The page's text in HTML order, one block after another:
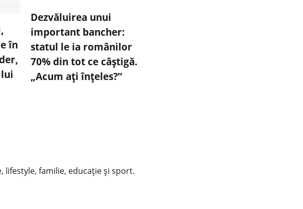
în
Dezvăluirea unui
important bancher:
statul le ia românilor
70% din tot ce câștigă.
„Acum ați înțeles?”
lifestyle, familie, educație și sport.